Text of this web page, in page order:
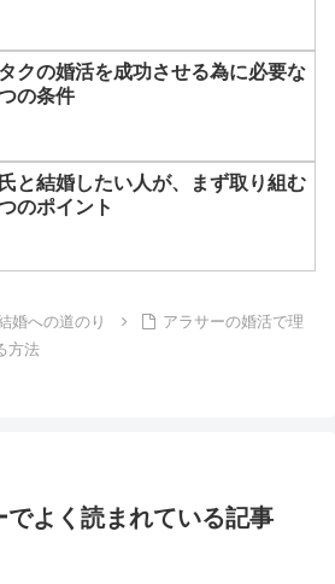
クの婚活を成功させる為に必要な
の条件
と結婚したい人が、まず取り組む
のポイント
婚への道のり
アラサーの婚活で理
方法
でよく読まれている記事